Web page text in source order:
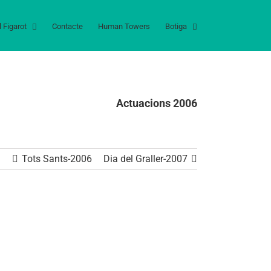
Figarot Contacte Human Towers Botiga
Actuacions 2006
Tots Sants-2006 Dia del Graller-2007